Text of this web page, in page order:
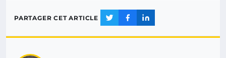
PARTAGER CET ARTICLE